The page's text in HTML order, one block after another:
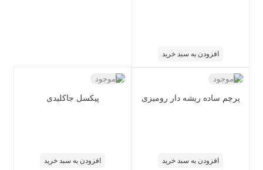
افزودن به سبد خرید
پرچم ساده ریشه دار رومیزی
ناموجود
افزودن به سبد خرید
پیکسل جاکلیدی
ناموجود
افزودن به سبد خرید